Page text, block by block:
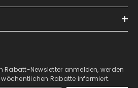
Rabatt-Newsletter anmelden, werden
wöchentlichen Rabatte informiert.